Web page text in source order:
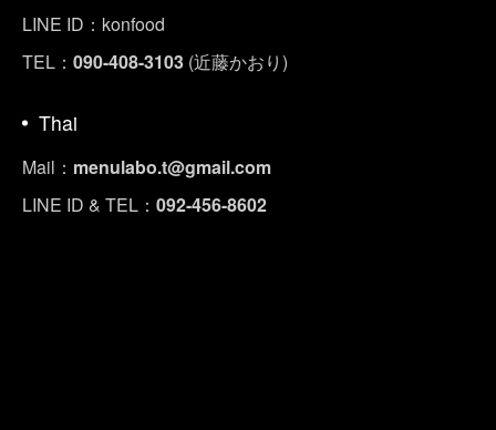
LINE ID：konfood
TEL： 090-408-3103 (近藤かおり)
Thai
Mail： menulabo.t@gmail.com
LINE ID & TEL： 092-456-8602